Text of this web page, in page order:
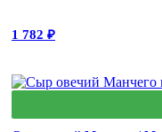
1 782 ₽